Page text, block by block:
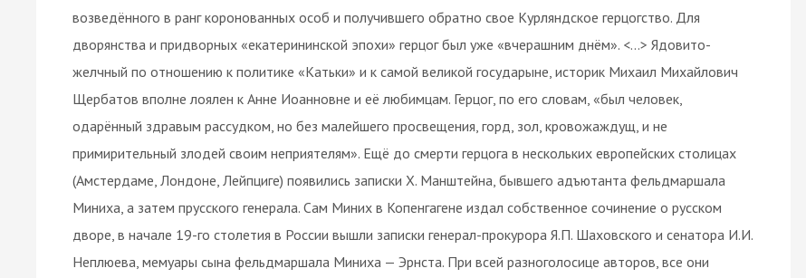
возведённого в ранг коронованных особ и получившего обратно свое Курляндское герцогство. Для
дворянства и придворных «екатерининской эпохи» герцог был уже «вчерашним днём». <…> Ядовито-
желчный по отношению к политике «Катьки» и к самой великой государыне, историк Михаил Михайлович
Щербатов вполне лоялен к Анне Иоанновне и её любимцам. Герцог, по его словам, «был человек,
одарённый здравым рассудком, но без малейшего просвещения, горд, зол, кровожаждущ, и не
примирительный злодей своим неприятелям». Ещё до смерти герцога в нескольких европейских столицах
(Амстердаме, Лондоне, Лейпциге) появились записки Х. Манштейна, бывшего адъютанта фельдмаршала
Миниха, а затем прусского генерала. Сам Миних в Копенгагене издал собственное сочинение о русском
дворе, в начале 19-го столетия в России вышли записки генерал-прокурора Я.П. Шаховского и сенатора И.И.
Неплюева, мемуары сына фельдмаршала Миниха — Эрнста. При всей разноголосице авторов, все они